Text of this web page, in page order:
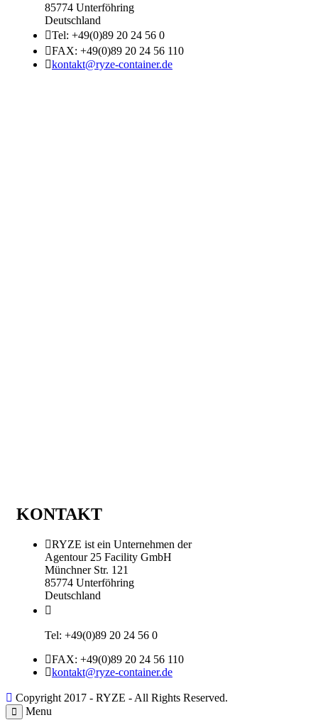
85774 Unterföhring
Deutschland
Tel: +49(0)89 20 24 56 0
FAX: +49(0)89 20 24 56 110
kontakt@ryze-container.de
KONTAKT
RYZE ist ein Unternehmen der
Agentour 25 Facility GmbH
Münchner Str. 121
85774 Unterföhring
Deutschland
Tel: +49(0)89 20 24 56 0
FAX: +49(0)89 20 24 56 110
kontakt@ryze-container.de
Copyright 2017 - RYZE - All Rights Reserved.
Menu